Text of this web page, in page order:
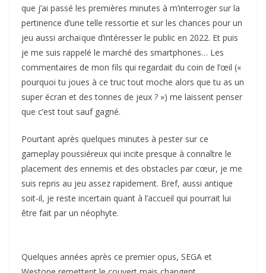
que j’ai passé les premières minutes à m’interroger sur la
pertinence d’une telle ressortie et sur les chances pour un
jeu aussi archaïque d’intéresser le public en 2022. Et puis
je me suis rappelé le marché des smartphones… Les
commentaires de mon fils qui regardait du coin de l’œil («
pourquoi tu joues à ce truc tout moche alors que tu as un
super écran et des tonnes de jeux ? ») me laissent penser
que c’est tout sauf gagné.
Pourtant après quelques minutes à pester sur ce
gameplay poussiéreux qui incite presque à connaître le
placement des ennemis et des obstacles par cœur, je me
suis repris au jeu assez rapidement. Bref, aussi antique
soit-il, je reste incertain quant à l’accueil qui pourrait lui
être fait par un néophyte.
Quelques années après ce premier opus, SEGA et